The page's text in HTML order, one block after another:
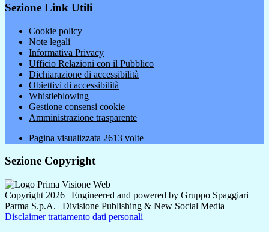
Sezione Link Utili
Cookie policy
Note legali
Informativa Privacy
Ufficio Relazioni con il Pubblico
Dichiarazione di accessibilità
Obiettivi di accessibilità
Whistleblowing
Gestione consensi cookie
Amministrazione trasparente
Pagina visualizzata 2613 volte
Sezione Copyright
Copyright 2026 | Engineered and powered by Gruppo Spaggiari
Parma S.p.A. | Divisione Publishing & New Social Media
Disclaimer trattamento dati personali